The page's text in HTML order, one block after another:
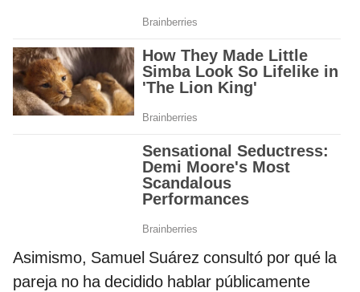
Asimismo, Samuel Suárez consultó por qué la
pareja no ha decidido hablar públicamente